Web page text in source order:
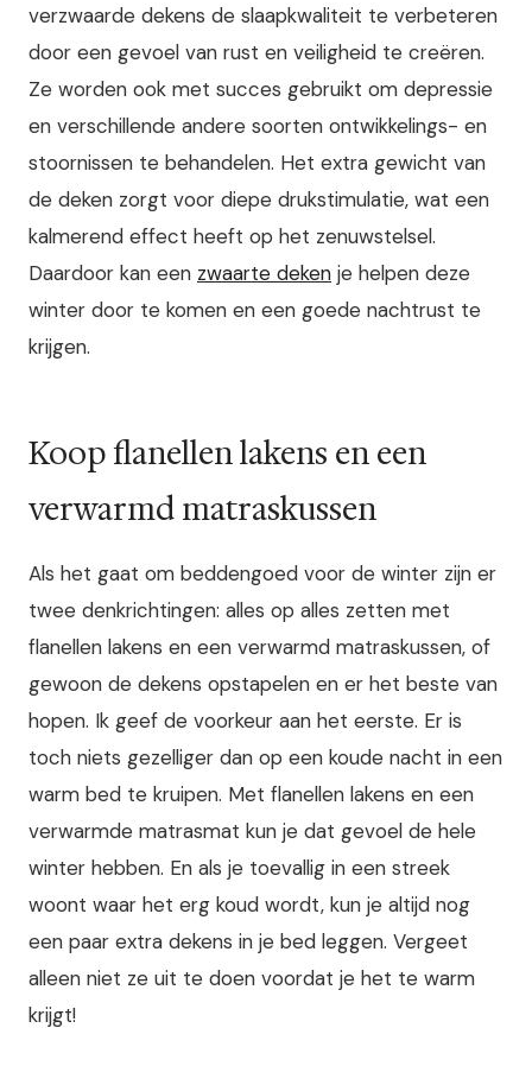
verzwaarde dekens de slaapkwaliteit te verbeteren
door een gevoel van rust en veiligheid te creëren.
Ze worden ook met succes gebruikt om depressie
en verschillende andere soorten ontwikkelings- en
stoornissen te behandelen. Het extra gewicht van
de deken zorgt voor diepe drukstimulatie, wat een
kalmerend effect heeft op het zenuwstelsel.
Daardoor kan een zwaarte deken je helpen deze
winter door te komen en een goede nachtrust te
krijgen.
Koop flanellen lakens en een
verwarmd matraskussen
Als het gaat om beddengoed voor de winter zijn er
twee denkrichtingen: alles op alles zetten met
flanellen lakens en een verwarmd matraskussen, of
gewoon de dekens opstapelen en er het beste van
hopen. Ik geef de voorkeur aan het eerste. Er is
toch niets gezelliger dan op een koude nacht in een
warm bed te kruipen. Met flanellen lakens en een
verwarmde matrasmat kun je dat gevoel de hele
winter hebben. En als je toevallig in een streek
woont waar het erg koud wordt, kun je altijd nog
een paar extra dekens in je bed leggen. Vergeet
alleen niet ze uit te doen voordat je het te warm
krijgt!